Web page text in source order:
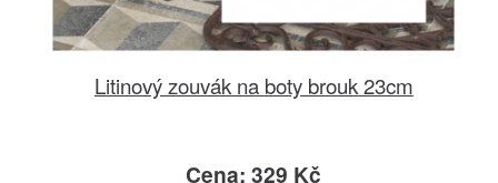
Litinový zouvák na boty brouk 23cm
Cena: 329 Kč